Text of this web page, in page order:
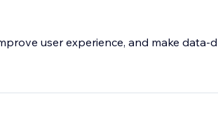
user experience, and make data-